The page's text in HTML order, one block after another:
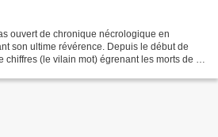
ouvert de chronique nécrologique en
son ultime révérence. Depuis le début de
chiffres (le vilain mot) égrenant les morts de la